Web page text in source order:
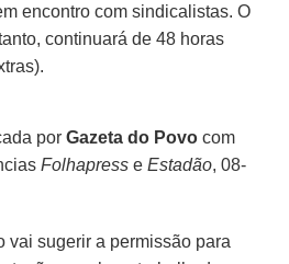
encontro com sindicalistas. O
continuará de 48 horas
porGazeta do Povo com
Folhapress e Estadão, 08-
vai sugerir a permissão para